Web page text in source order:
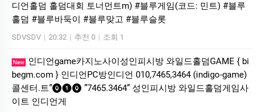
디언홀덤 홀덤대회 토너먼트m) #블루게임(코드: 민트) #블루
홀덤 #블루바둑이 #블루맞고 #블루슬롯
SDVSDV | 20:32 | 추천 0 | 조회 1
New
인디언game카­지노사이성인피시방 와일드홀덤GAME { bi
begm.com } 인디언PC방인디언 010,7465,3464 (indigo-game)
콜센터.트”⓿❶⓿ ”7465.3464” 성인피시방 와일드홀덤게임사
이트 인디언게